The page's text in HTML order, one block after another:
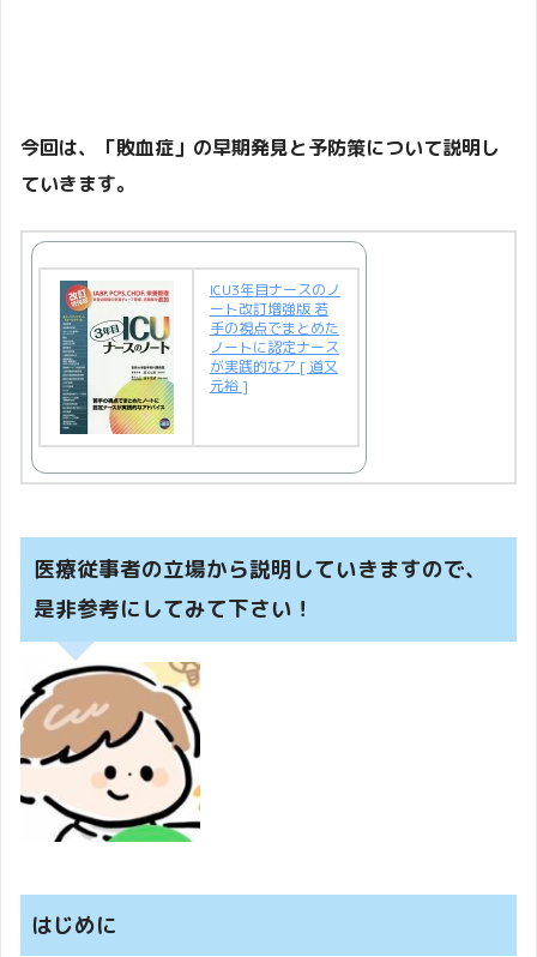
今回は、「敗血症」の早期発見と予防策について説明し
ていきます。
ICU3年目ナースのノ
ート改訂増強版 若
手の視点でまとめた
ノートに認定ナース
が実践的なア [ 道又
元裕 ]
医療従事者の立場から説明していきますので、
是非参考にしてみて下さい！
はじめに